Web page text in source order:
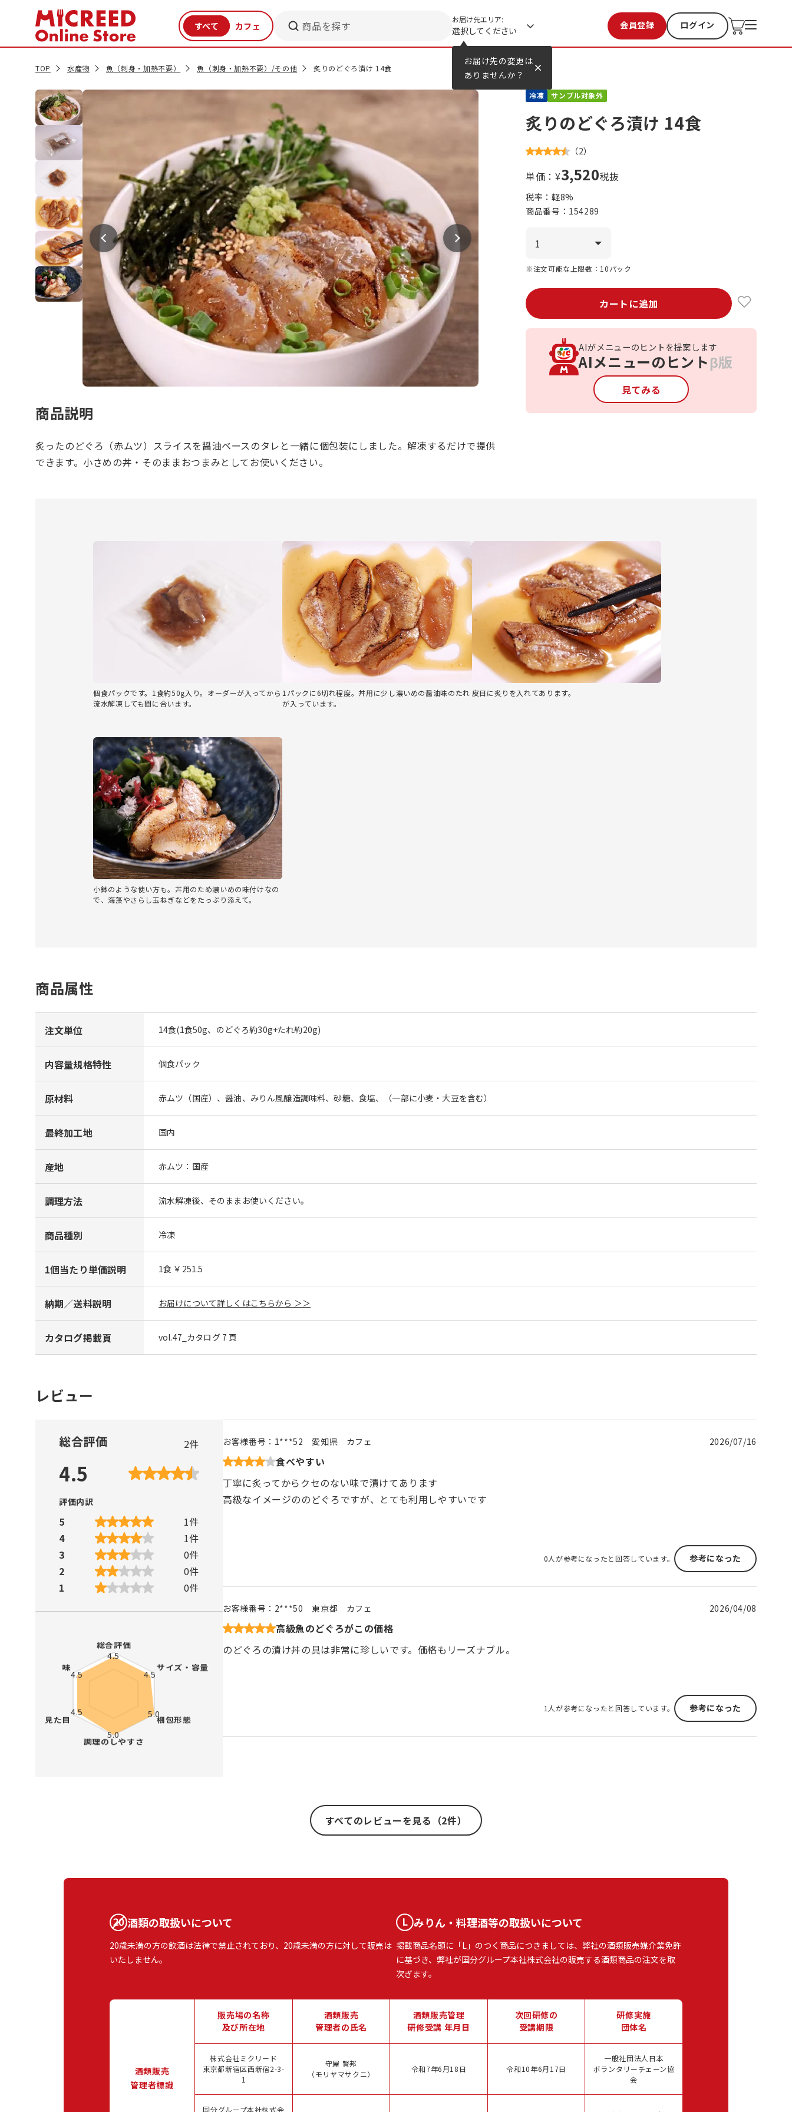
お届け先の変更は
ありませんか？
商品を探す お届け先エリア:
選択してください 会員登録 ログイン
お気に入り 過去購入
TOP 水産物 魚（刺身・加熱不要） 魚（刺身・加熱不要）/その他 炙りのどぐろ漬け 14食
冷凍 サンプル対象外
炙りのどぐろ漬け 14食
（2）
単価：¥3,520税抜
税率：軽8%
商品番号： 154289
※注文可能な上限数：10パック
カートに追加
AIがメニューのヒントを提案します
AIメニューのヒントβ版
見てみる
商品説明
炙ったのどぐろ（赤ムツ）スライスを醤油ベースのタレと一緒に個包装にしました。解凍するだけで提供
できます。小さめの丼・そのままおつまみとしてお使いください。
個食パックです。1食約50g入り。オーダーが入ってから
流水解凍しても間に合います。
1パックに6切れ程度。丼用に少し濃いめの醤油味のたれ
が入っています。
皮目に炙りを入れてあります。
小鉢のような使い方も。丼用のため濃いめの味付けなの
で、海藻やさらし玉ねぎなどをたっぷり添えて。
商品属性
注文単位 14食(1食50g、のどぐろ約30g+たれ約20g)
内容量規格特性 個食パック
原材料 赤ムツ（国産）、醤油、みりん風醸造調味料、砂糖、食塩、（一部に小麦・大豆を含む）
最終加工地 国内
産地 赤ムツ：国産
調理方法 流水解凍後、そのままお使いください。
商品種別 冷凍
1個当たり単価説明 1食 ￥251.5
納期／送料説明 お届けについて詳しくはこちらから ＞＞
カタログ掲載頁 vol.47_カタログ 7 頁
レビュー
総合評価 2件
4.5
評価内訳
5 1件
4
1件
3
0件
2
0件
1
0件
お客様番号： 1***52 愛知県 カフェ 2026/07/16
食べやすい
丁寧に炙ってからクセのない味で漬けてあります
高級なイメージののどぐろですが、とても利用しやすいです
0人が参考になったと回答しています。 参考になった
お客様番号： 2***50 東京都 カフェ 2026/04/08
高級魚のどぐろがこの価格
のどぐろの漬け丼の具は非常に珍しいです。価格もリーズナブル。
1人が参考になったと回答しています。 参考になった
すべてのレビューを見る（2件）
酒類の取扱いについて
20歳未満の方の飲酒は法律で禁止されており、20歳未満の方に対して販売は
いたしません。
みりん・料理酒等の取扱いについて
掲載商品名頭に「L」のつく商品につきましては、弊社の酒類販売媒介業免許
に基づき、弊社が国分グループ本社株式会社の販売する酒類商品の注文を取
次ぎます。
酒類販売
管理者標識
販売場の名称
及び所在地
酒類販売
管理者の氏名
酒類販売管理
研修受講 年月日
次回研修の
受講期限
研修実施
団体名
株式会社ミクリード
東京都新宿区西新宿2-3-
1
守屋 賢邦
（モリヤマサクニ）
令和7年6月18日 令和10年6月17日
一般社団法人日本
ボランタリーチェーン協
会
国分グループ本社株式会